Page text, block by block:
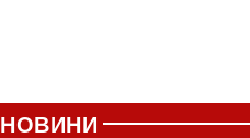
НОВИНИ